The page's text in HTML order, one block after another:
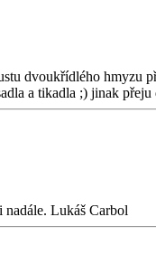
dvoukřídlého hmyzu
a tikadla ;) jinak
Lukáš Carbol